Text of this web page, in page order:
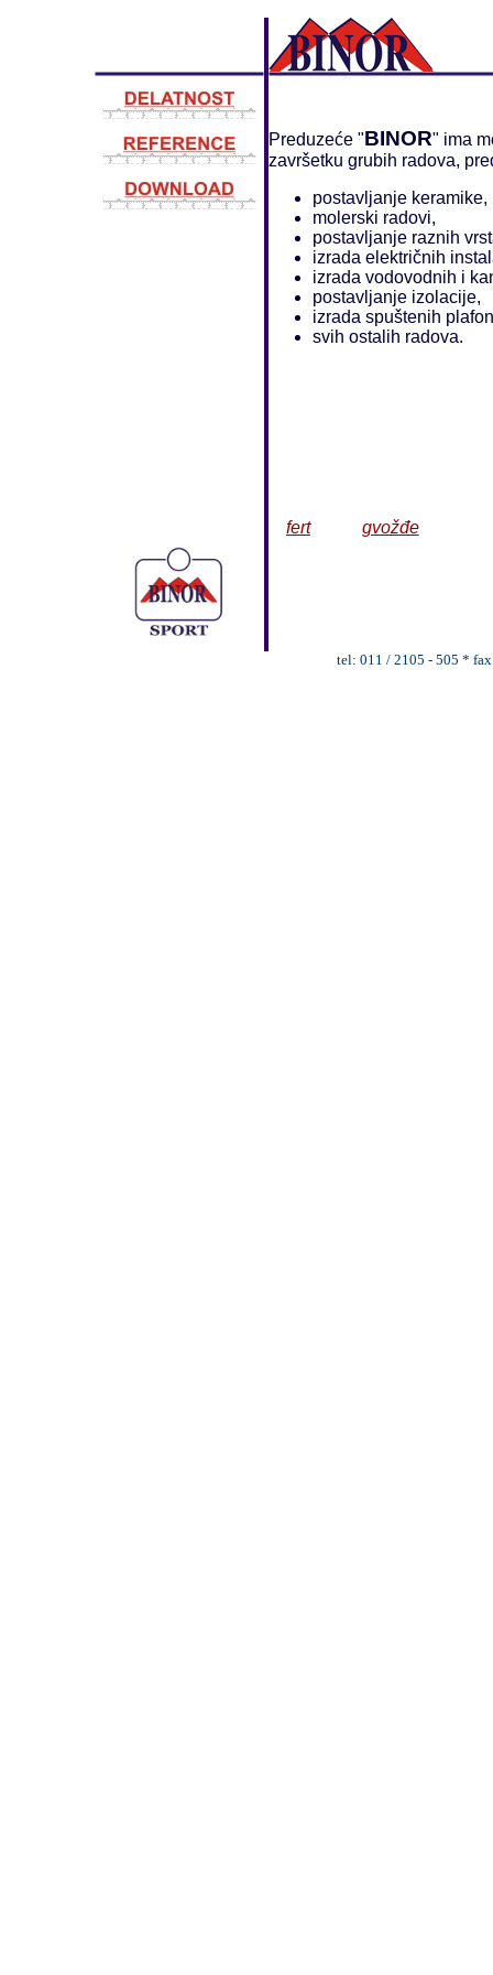
Preduzeće "BINOR" ima
završetku grubih radova,
postavljanje keramike,
molerski radovi,
postavljanje raznih
izrada električnih
izrada vodovodnih i
postavljanje izolacije,
izrada spuštenih
svih ostalih radova.
fert gvožđe
tel: 011 / 2105 - 505 *